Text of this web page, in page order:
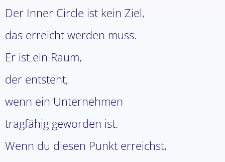
Der Inner Circle ist kein Ziel,
das erreicht werden muss.
Er ist ein Raum,
der entsteht,
wenn ein Unternehmen
tragfähig geworden ist.
Wenn du diesen Punkt erreichst,